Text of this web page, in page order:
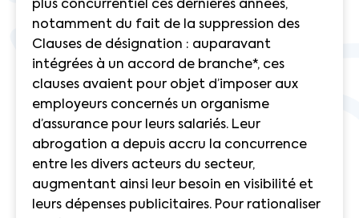
plus concurrentiel ces dernières années,
notamment du fait de la suppression des
Clauses de désignation : auparavant
intégrées à un accord de branche*, ces
clauses avaient pour objet d’imposer aux
employeurs concernés un organisme
d’assurance pour leurs salariés. Leur
abrogation a depuis accru la concurrence
entre les divers acteurs du secteur,
augmentant ainsi leur besoin en visibilité et
leurs dépenses publicitaires. Pour rationaliser